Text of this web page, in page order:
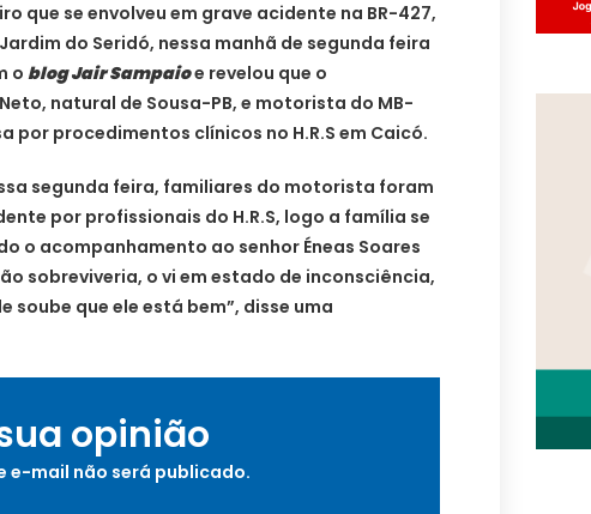
que se envolveu em grave acidente na BR-427,
do Seridó, nessa manhã de segunda feira
oblog Jair Sampaioe revelou que o
natural de Sousa-PB, e motorista do MB-
por procedimentos clínicos no H.R.S em Caicó.
segunda feira, familiares do motorista foram
por profissionais do H.R.S, logo a família se
o acompanhamento ao senhor Éneas Soares
sobreviveria, o vi em estado de inconsciência,
soube que ele está bem”, disse uma
opinião
e-mail não será publicado.